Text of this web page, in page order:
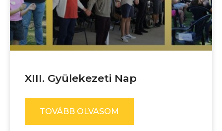
XIII. Gyülekezeti Nap
TOVÁBB OLVASOM